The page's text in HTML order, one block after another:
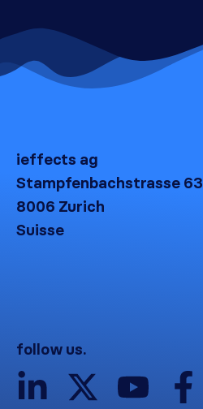
ieffects ag
Stampfenbachstrasse 63
8006 Zurich
Suisse
follow us.